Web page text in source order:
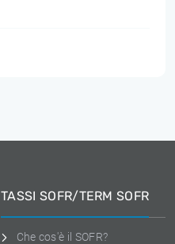
TASSI SOFR/TERM SOFR
Che cos'è il SOFR?